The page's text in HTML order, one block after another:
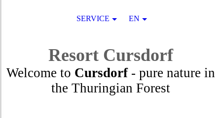
ResortCursdorf
Welcome to Cursdorf- pure nature in
the Thuringian Forest
SERVICE EN